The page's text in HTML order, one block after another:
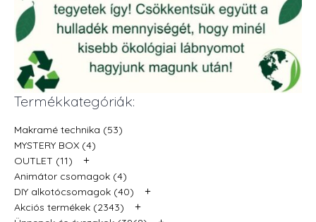
Termékkategóriák:
Makramé technika (53)
MYSTERY BOX (4)
OUTLET (11)
+
Animátor csomagok (4)
DIY alkotócsomagok (40)
+
Akciós termékek (2343) +